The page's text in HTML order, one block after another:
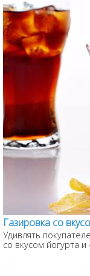
Газировка со
Удивлять
со вкусом йогурта